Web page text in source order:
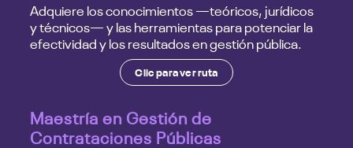
Adquiere los conocimientos —teóricos, jurídicos
y técnicos— y las herramientas para potenciar la
efectividad y los resultados en gestión pública.
Clic para ver ruta
Maestría en Gestión de
Contrataciones Públicas